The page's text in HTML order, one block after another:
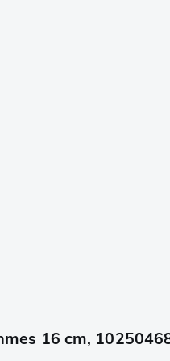
16 cm,